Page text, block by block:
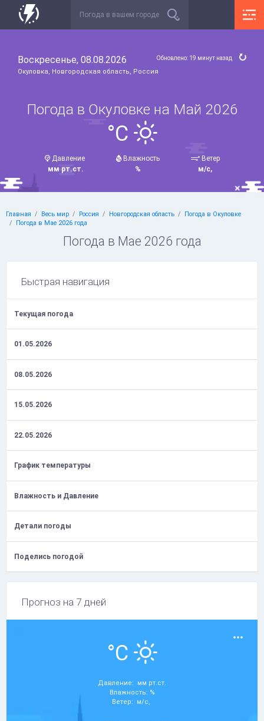
Воскресенье, 08.08.2026
Окуловка, Новгородская область, Россия
Обновлено: 19 минут назад
Погода в Окуловке на Май 2026
°C
Давление
мм рт.ст.
Влажность
%
Ветер
м/с,
Главная Весь мир Россия Новгородская область
Погода в Окуловке
Погода в Мае 2026 года
Погода в Мае 2026 года
Быстрая навигация
Текущая погода
01.05.2026
08.05.2026
15.05.2026
22.05.2026
График температуры
Влажность и Давление
Детали погоды
Поделись погодой
Прогноз на 7 дней
°C
Давление: мм рт.ст.
Влажность: %
Ветер: м/с,